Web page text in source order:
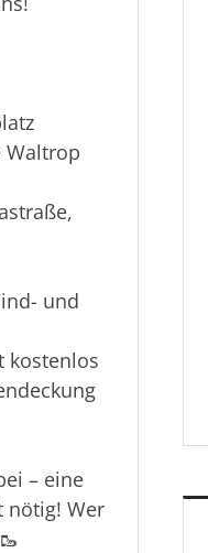
Waltrop
und
kostenlos
– eine
nötig! Wer